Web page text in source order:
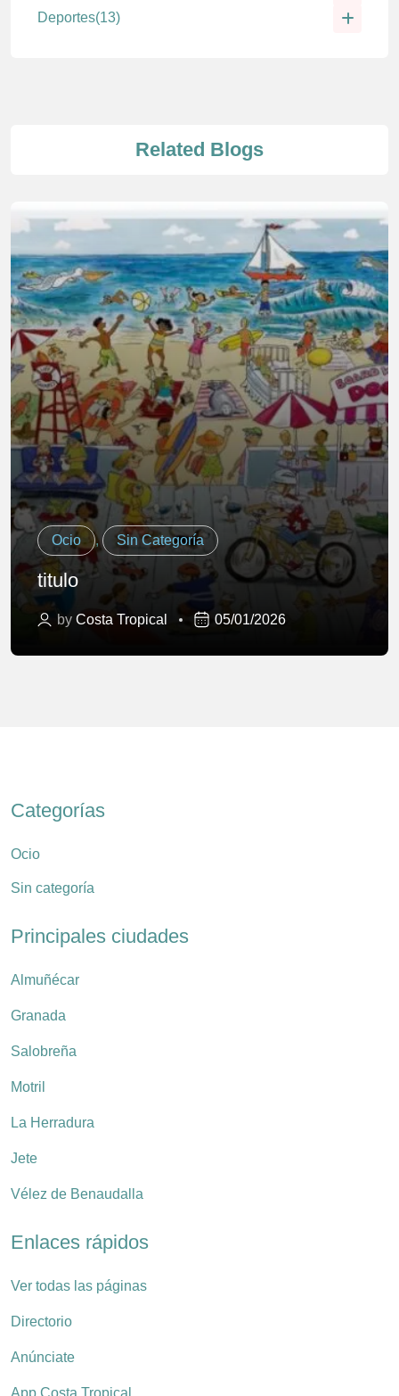
Deportes(13)
Related Blogs
Ocio , Sin Categoría
titulo
by Costa Tropical 05/01/2026
Categorías
Ocio
Sin categoría
Principales ciudades
Almuñécar
Granada
Salobreña
Motril
La Herradura
Jete
Vélez de Benaudalla
Enlaces rápidos
Ver todas las páginas
Directorio
Anúnciate
App Costa Tropical